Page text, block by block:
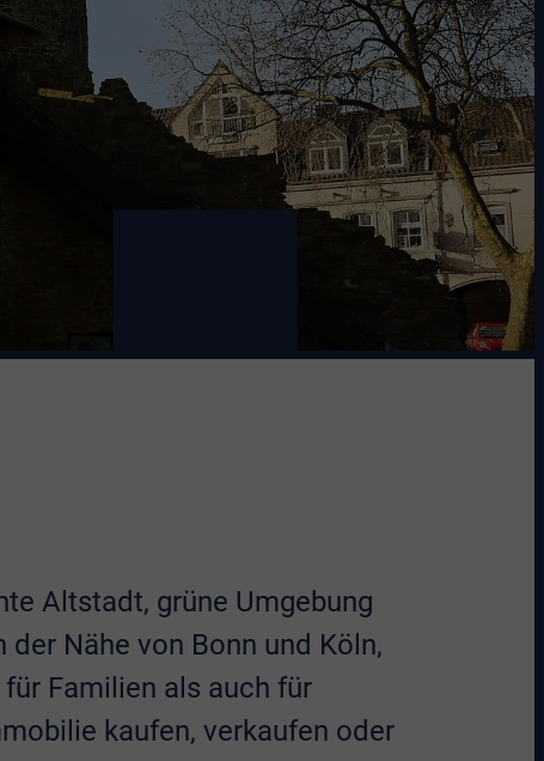
Altstadt, grüne Umgebung
Nähe von Bonn und Köln,
Familien als auch für
kaufen, verkaufen oder